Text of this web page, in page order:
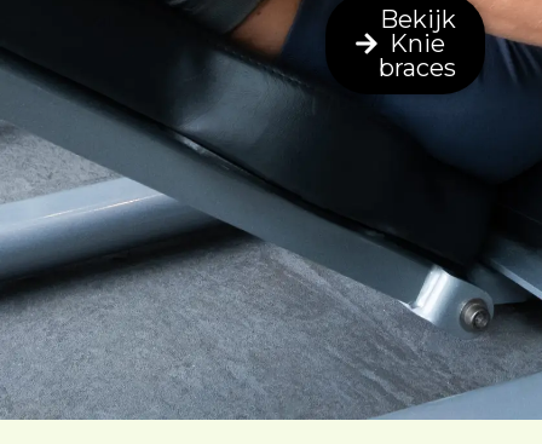
Bekijk
Knie
braces